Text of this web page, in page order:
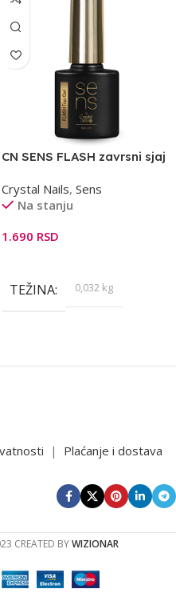
CN SENS FLASH zavrsni sjaj
Crystal Nails, Sens
Na stanju
1.690 RSD
TEŽINA 0,032 kg
| Plaćanje i dostava
CREATED BYWIZIONAR